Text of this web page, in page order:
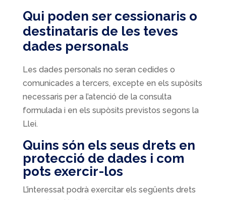
Qui poden ser cessionaris o
destinataris de les teves
dades personals
Les dades personals no seran cedides o
comunicades a tercers, excepte en els supòsits
necessaris per a l’atenció de la consulta
formulada i en els supòsits previstos segons la
Llei.
Quins són els seus drets en
protecció de dades i com
pots exercir-los
L’interessat podrà exercitar els següents drets